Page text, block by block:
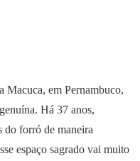
Macuca, em Pernambuco,
Há 37 anos,
do forró de maneira
espaço sagrado vai muito